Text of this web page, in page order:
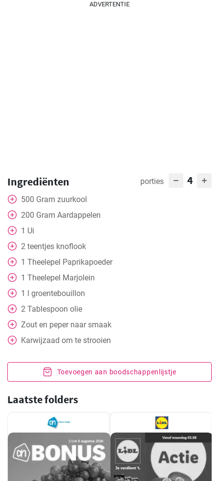
ADVERTENTIE
Ingrediënten porties 4
500 Gram zuurkool
200 Gram Aardappelen
1 Ui
2 teentjes knoflook
1 Theelepel Paprikapoeder
1 Theelepel Marjolein
1 l groentebouillon
2 Tablespoon olie
Zout en peper naar smaak
Karwijzaad om te strooien
Toevoegen aan boodschappenlijstje
Laatste folders